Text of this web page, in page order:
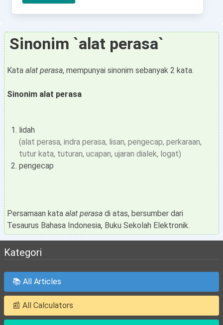
Sinonim `alat perasa`
Kata alat perasa, mempunyai sinonim sebanyak 2 kata.
Sinonim alat perasa
lidah
(alat perasa, indra perasa, lisan, pengecap, perkaraan,
tutur kata, tuturan, ucapan, ujaran dialek, logat)
pengecap
Persamaan kata alat perasa di atas, bersumber dari
Tesaurus Bahasa Indonesia, Buku Sekolah Elektronik.
Kategori
📚 All Articles
📰 All Calculators